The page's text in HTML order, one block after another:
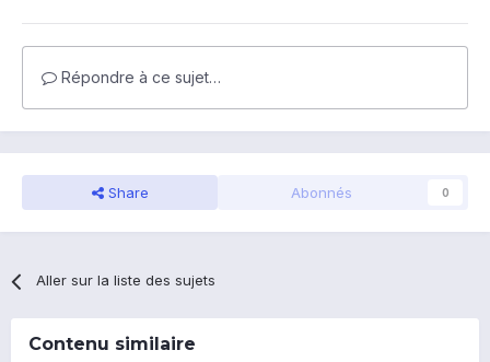
Répondre à ce sujet…
Share Abonnés 0
Aller sur la liste des sujets
Contenu similaire